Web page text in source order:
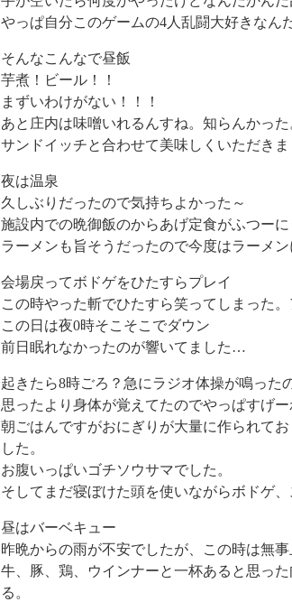
やっぱ自分このゲームの4人乱闘大好きなん
そんなこんなで昼飯
芋煮！ビール！！
まずいわけがない！！！
あと庄内は味噌いれるんすね。知らんかった
サンドイッチと合わせて美味しくいただきま
夜は温泉
久しぶりだったので気持ちよかった～
施設内での晩御飯のからあげ定食がふつー
ラーメンも旨そうだったので今度はラーメン
会場戻ってボドゲをひたすらプレイ
この時やった斬でひたすら笑ってしまった
この日は夜0時そこそこでダウン
前日眠れなかったのが響いてました…
起きたら8時ごろ？急にラジオ体操が鳴った
思ったより身体が覚えてたのでやっぱすげ
朝ごはんですがおにぎりが大量に作られて
した。
お腹いっぱいゴチソウサマでした。
そしてまだ寝ぼけた頭を使いながらボドゲ、
昼はバーベキュー
昨晩からの雨が不安でしたが、この時は無
牛、豚、鶏、ウインナーと一杯あると思っ
る。